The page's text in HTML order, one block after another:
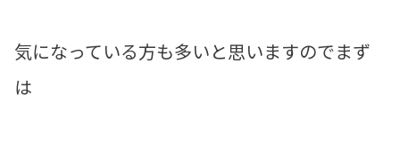
気になっている方も多いと思いますのでまず
は